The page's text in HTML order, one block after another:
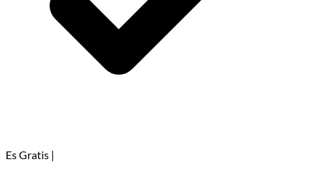
Es Gratis |